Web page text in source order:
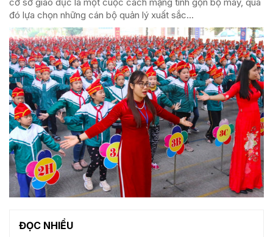
đó lựa chọn những cán bộ quản lý xuất sắc...
ĐỌC NHIỀU